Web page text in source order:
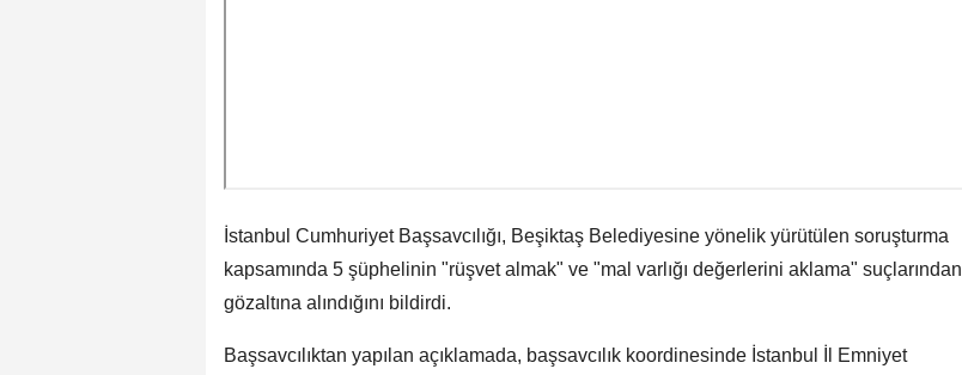
İstanbul Cumhuriyet Başsavcılığı, Beşiktaş Belediyesine yönelik yürütülen soruşturma
kapsamında 5 şüphelinin "rüşvet almak" ve "mal varlığı değerlerini aklama" suçlarından
gözaltına alındığını bildirdi.
Başsavcılıktan yapılan açıklamada, başsavcılık koordinesinde İstanbul İl Emniyet